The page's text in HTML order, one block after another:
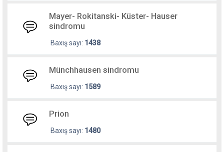
Mayer- Rokitanski- Küster- Hauser
sindromu
Baxış sayı: 1438
Münchhausen sindromu
Baxış sayı: 1589
Prion
Baxış sayı: 1480